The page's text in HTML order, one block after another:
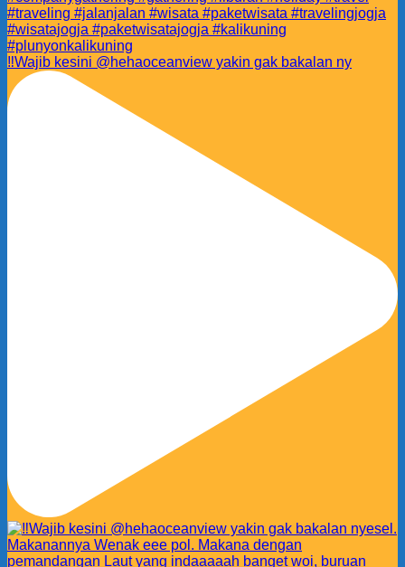
‼️Wajib kesini @hehaoceanview yakin gak bakalan ny